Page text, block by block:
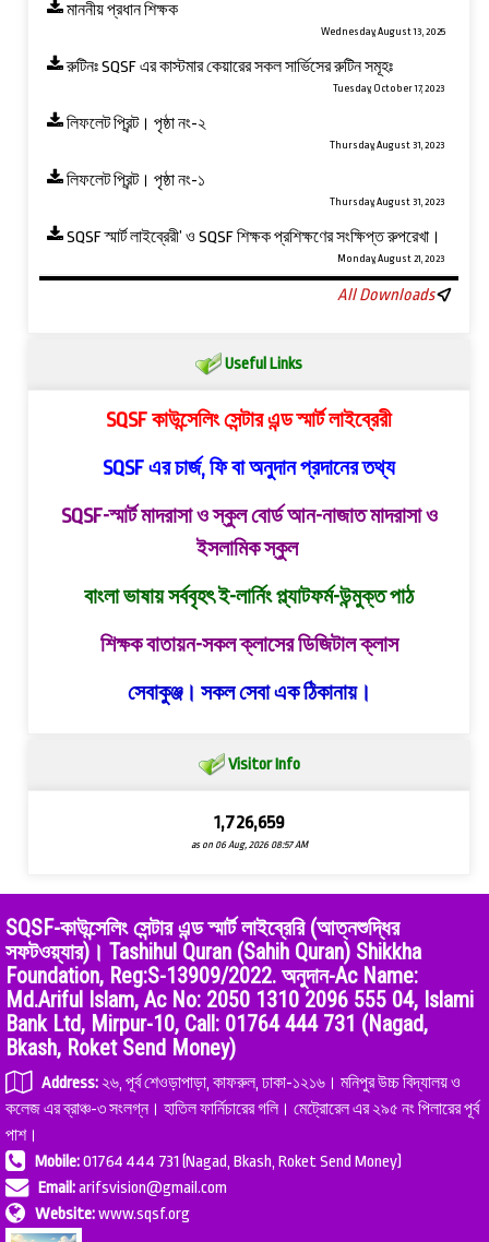
মাননীয় প্রধান শিক্ষক
Wednesday, August 13, 2025
রুটিনঃ SQSF এর কাস্টমার কেয়ারের সকল সার্ভিসের রুটিন সমূহঃ
Tuesday, October 17, 2023
লিফলেট প্রিন্ট। পৃষ্ঠা নং-২
Thursday, August 31, 2023
লিফলেট প্রিন্ট। পৃষ্ঠা নং-১
Thursday, August 31, 2023
SQSF স্মার্ট লাইব্রেরী’ ও ‍SQSF শিক্ষক প্রশিক্ষণের সংক্ষিপ্ত রুপরেখা।
Monday, August 21, 2023
All Downloads
Useful Links
SQSF কাউন্সেলিং সেন্টার এন্ড স্মার্ট লাইব্রেরী
SQSF এর চার্জ, ফি বা অনুদান প্রদানের তথ্য
SQSF-স্মার্ট মাদরাসা ও স্কুল বোর্ড আন-নাজাত মাদরাসা ও
ইসলামিক স্কুল
বাংলা ভাষায় সর্ববৃহৎ ই-লার্নিং প্ল্যাটফর্ম-উন্মুক্ত পাঠ
শিক্ষক বাতায়ন-সকল ক্লাসের ডিজিটাল ক্লাস
সেবাকুঞ্জ। সকল সেবা এক ঠিকানায়।
Visitor Info
1,726,659
as on 06 Aug, 2026 08:57 AM
SQSF-কাউন্সেলিং সেন্টার এন্ড স্মার্ট লাইব্রেরি (আত্নশুদ্ধির
সফটওয়্যার)। Tashihul Quran (Sahih Quran) Shikkha
Foundation, Reg:S-13909/2022. অনুদান-Ac Name:
Md.Ariful Islam, Ac No: 2050 1310 2096 555 04, Islami
Bank Ltd, Mirpur-10, Call: 01764 444 731 (Nagad,
Bkash, Roket Send Money)
Address: ২৬, পূর্ব শেওড়াপাড়া, কাফরুল, ঢাকা-১২১৬। মনিপুর উচ্চ বিদ্যালয় ও
কলেজ এর ব্রাঞ্চ-৩ সংলগ্ন। হাতিল ফার্নিচারের গলি। মেট্রোরেল এর ২৯৫ নং পিলারের পূর্ব
পাশ।
Mobile:01764 444 731 (Nagad, Bkash, Roket Send Money)
Email:arifsvision@gmail.com
Website:www.sqsf.org